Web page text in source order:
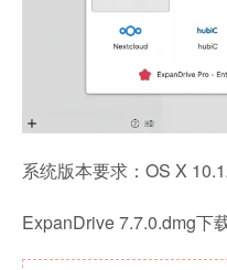
系统版本要求：OS X
ExpanDrive 7.7.0.dmg下